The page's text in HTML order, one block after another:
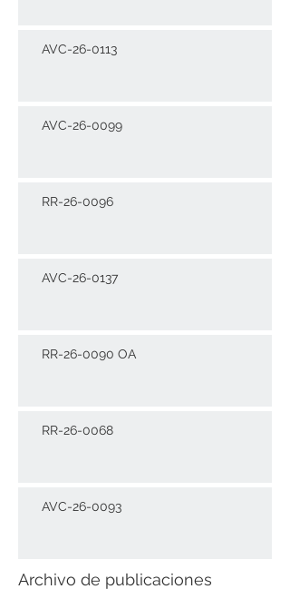
AVC-26-0113
AVC-26-0099
RR-26-0096
AVC-26-0137
RR-26-0090 OA
RR-26-0068
AVC-26-0093
Archivo de publicaciones